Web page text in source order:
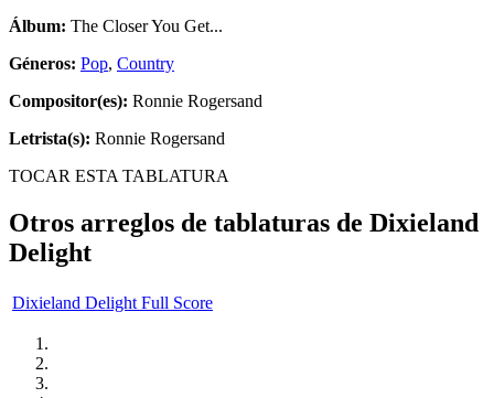
Álbum: The Closer You Get...
Géneros: Pop, Country
Compositor(es): Ronnie Rogersand
Letrista(s): Ronnie Rogersand
TOCAR ESTA TABLATURA
Otros arreglos de tablaturas de Dixieland
Delight
Dixieland Delight Full Score